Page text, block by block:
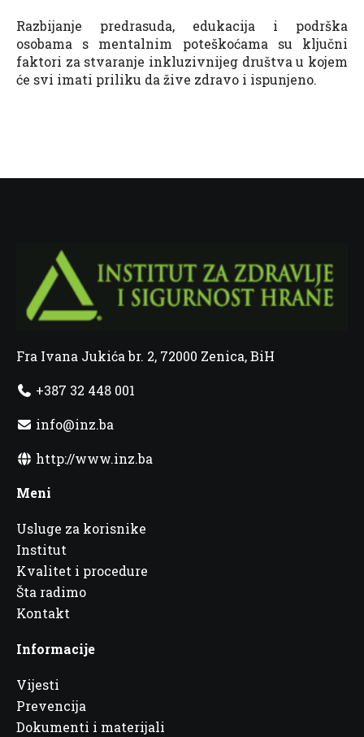
Razbijanje predrasuda, edukacija i podrška
osobama s mentalnim poteškoćama su ključni
faktori za stvaranje inkluzivnijeg društva u kojem
će svi imati priliku da žive zdravo i ispunjeno.
Fra Ivana Jukića br. 2, 72000 Zenica, BiH
+387 32 448 001
info@inz.ba
http://www.inz.ba
Meni
Usluge za korisnike
Institut
Kvalitet i procedure
Šta radimo
Kontakt
Informacije
Vijesti
Prevencija
Dokumenti i materijali